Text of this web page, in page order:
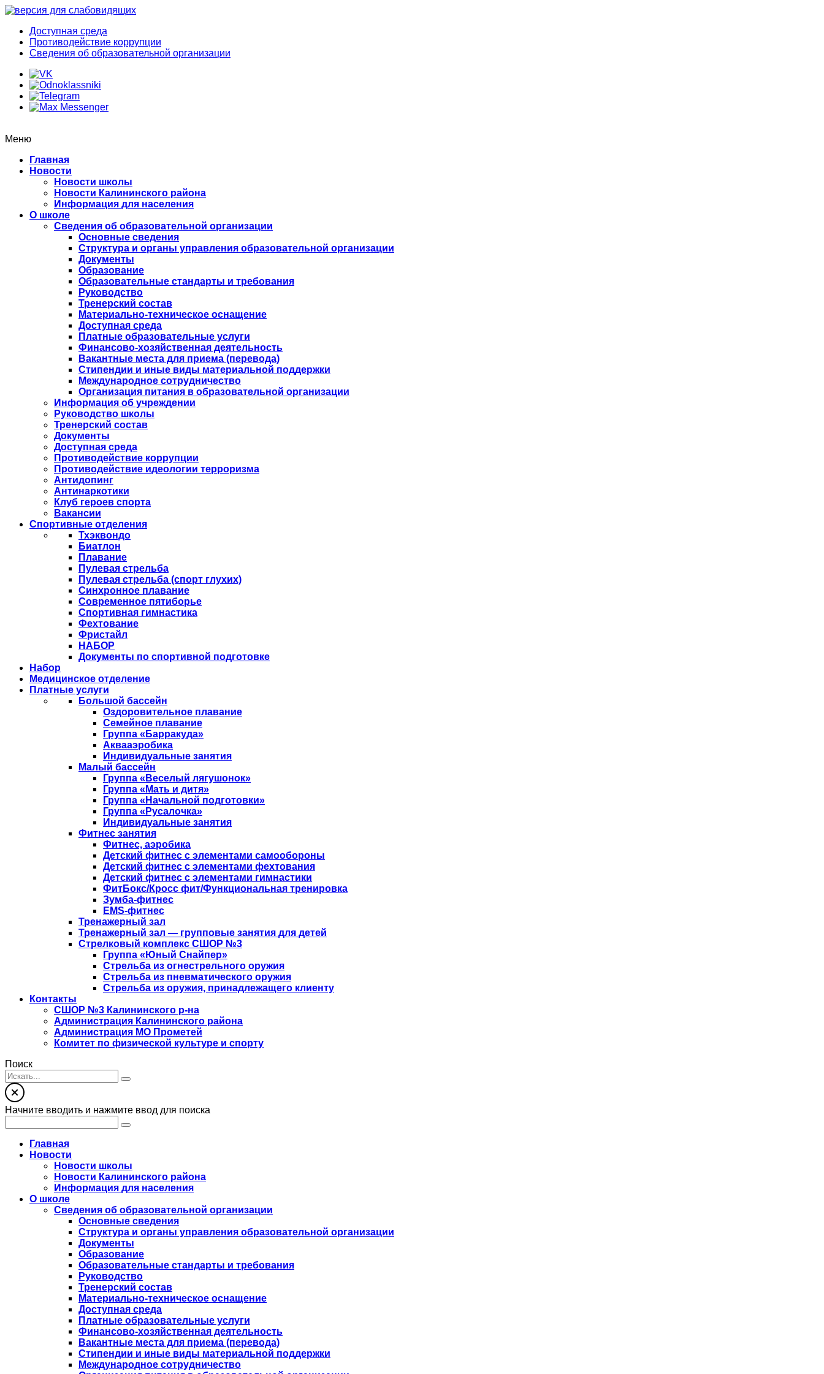
Доступная среда
Противодействие коррупции
Сведения об образовательной организации
Меню
Главная
Новости
Новости школы
Новости Калининского района
Информация для населения
О школе
Сведения об образовательной организации
Основные сведения
Структура и органы управления образовательной организации
Документы
Образование
Образовательные стандарты и требования
Руководство
Тренерский состав
Материально-техническое оснащение
Доступная среда
Платные образовательные услуги
Финансово-хозяйственная деятельность
Вакантные места для приема (перевода)
Стипендии и иные виды материальной поддержки
Международное сотрудничество
Организация питания в образовательной организации
Информация об учреждении
Руководство школы
Тренерский состав
Документы
Доступная среда
Противодействие коррупции
Противодействие идеологии терроризма
Антидопинг
Антинаркотики
Клуб героев спорта
Вакансии
Спортивные отделения
Тхэквондо
Биатлон
Плавание
Пулевая стрельба
Пулевая стрельба (спорт глухих)
Синхронное плавание
Современное пятиборье
Спортивная гимнастика
Фехтование
Фристайл
НАБОР
Документы по спортивной подготовке
Набор
Медицинское отделение
Платные услуги
Большой бассейн
Оздоровительное плавание
Семейное плавание
Группа «Барракуда»
Аквааэробика
Индивидуальные занятия
Малый бассейн
Группа «Веселый лягушонок»
Группа «Мать и дитя»
Группа «Начальной подготовки»
Группа «Русалочка»
Индивидуальные занятия
Фитнес занятия
Фитнес, аэробика
Детский фитнес с элементами самообороны
Детский фитнес с элементами фехтования
Детский фитнес с элементами гимнастики
ФитБокс/Кросс фит/Функциональная тренировка
Зумба-фитнес
EMS-фитнес
Тренажерный зал
Тренажерный зал — групповые занятия для детей
Стрелковый комплекс СШОР №3
Группа «Юный Снайпер»
Стрельба из огнестрельного оружия
Стрельба из пневматического оружия
Стрельба из оружия, принадлежащего клиенту
Контакты
СШОР №3 Калининского р-на
Администрация Калининского района
Администрация МО Прометей
Комитет по физической культуре и спорту
Поиск
Начните вводить и нажмите ввод для поиска
Главная
Новости
Новости школы
Новости Калининского района
Информация для населения
О школе
Сведения об образовательной организации
Основные сведения
Структура и органы управления образовательной организации
Документы
Образование
Образовательные стандарты и требования
Руководство
Тренерский состав
Материально-техническое оснащение
Доступная среда
Платные образовательные услуги
Финансово-хозяйственная деятельность
Вакантные места для приема (перевода)
Стипендии и иные виды материальной поддержки
Международное сотрудничество